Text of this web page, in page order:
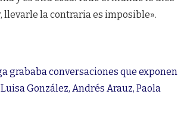
llevarle la contraria es imposible».
grababa conversaciones que exponen
González, Andrés Arauz, Paola